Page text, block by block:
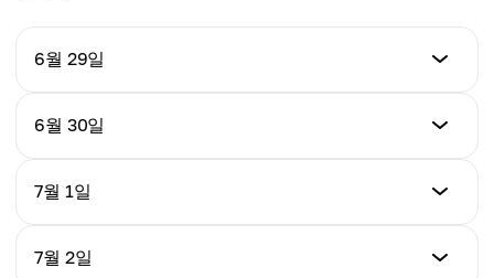
6월 29일
Price (USD)
Daily % Change
6월 30일
Price (USD)
Daily % Change
7월 1일
Price (USD)
7월 2일